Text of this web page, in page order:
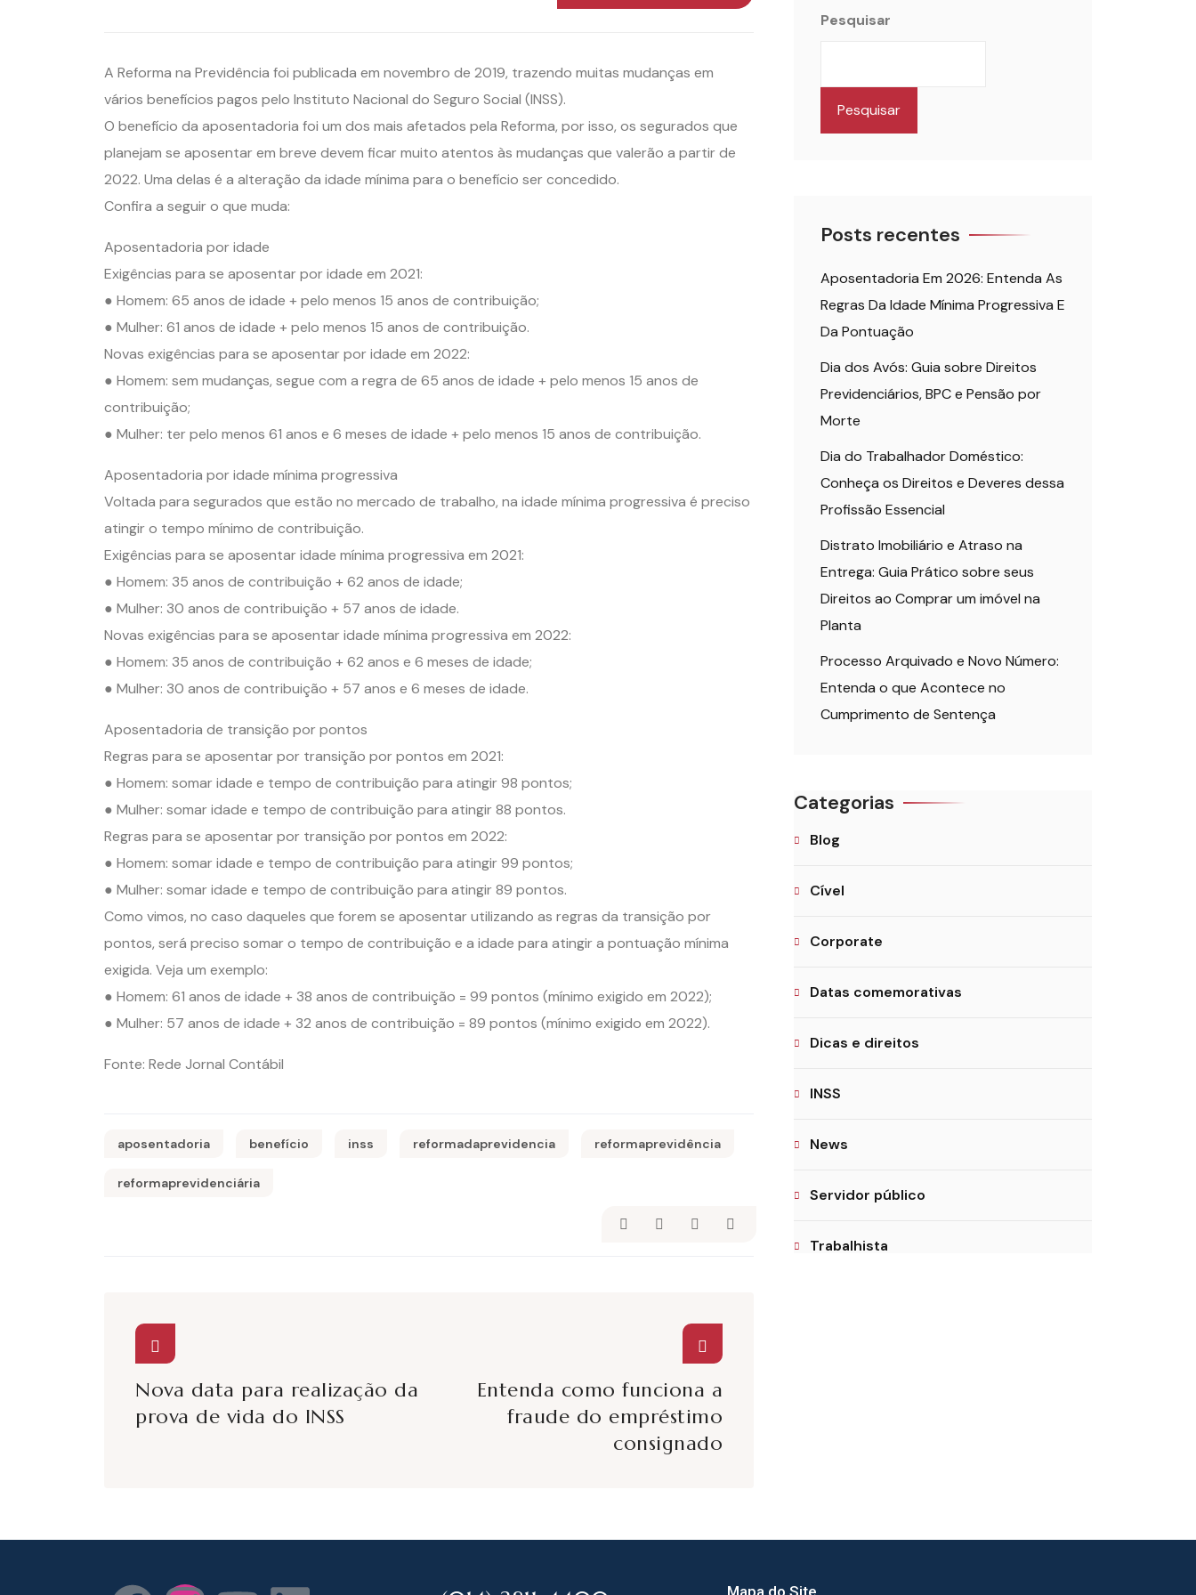
A Reforma na Previdência foi publicada em novembro de 2019, trazendo muitas mudanças em
vários benefícios pagos pelo Instituto Nacional do Seguro Social (INSS).
O benefício da aposentadoria foi um dos mais afetados pela Reforma, por isso, os segurados que
planejam se aposentar em breve devem ficar muito atentos às mudanças que valerão a partir de
2022. Uma delas é a alteração da idade mínima para o benefício ser concedido.
Confira a seguir o que muda:
Aposentadoria por idade
Exigências para se aposentar por idade em 2021:
● Homem: 65 anos de idade + pelo menos 15 anos de contribuição;
● Mulher: 61 anos de idade + pelo menos 15 anos de contribuição.
Novas exigências para se aposentar por idade em 2022:
● Homem: sem mudanças, segue com a regra de 65 anos de idade + pelo menos 15 anos de
contribuição;
● Mulher: ter pelo menos 61 anos e 6 meses de idade + pelo menos 15 anos de contribuição.
Aposentadoria por idade mínima progressiva
Voltada para segurados que estão no mercado de trabalho, na idade mínima progressiva é preciso
atingir o tempo mínimo de contribuição.
Exigências para se aposentar idade mínima progressiva em 2021:
● Homem: 35 anos de contribuição + 62 anos de idade;
● Mulher: 30 anos de contribuição + 57 anos de idade.
Novas exigências para se aposentar idade mínima progressiva em 2022:
● Homem: 35 anos de contribuição + 62 anos e 6 meses de idade;
● Mulher: 30 anos de contribuição + 57 anos e 6 meses de idade.
Aposentadoria de transição por pontos
Regras para se aposentar por transição por pontos em 2021:
● Homem: somar idade e tempo de contribuição para atingir 98 pontos;
● Mulher: somar idade e tempo de contribuição para atingir 88 pontos.
Regras para se aposentar por transição por pontos em 2022:
● Homem: somar idade e tempo de contribuição para atingir 99 pontos;
● Mulher: somar idade e tempo de contribuição para atingir 89 pontos.
Como vimos, no caso daqueles que forem se aposentar utilizando as regras da transição por
pontos, será preciso somar o tempo de contribuição e a idade para atingir a pontuação mínima
exigida. Veja um exemplo:
● Homem: 61 anos de idade + 38 anos de contribuição = 99 pontos (mínimo exigido em 2022);
● Mulher: 57 anos de idade + 32 anos de contribuição = 89 pontos (mínimo exigido em 2022).
Fonte: Rede Jornal Contábil
aposentadoria benefício inss reformadaprevidencia reformaprevidência
reformaprevidenciária
Nova data para realização da
prova de vida do INSS
Entenda como funciona a
fraude do empréstimo
consignado
Pesquisar
Pesquisar
Posts recentes
Aposentadoria Em 2026: Entenda As
Regras Da Idade Mínima Progressiva E
Da Pontuação
Dia dos Avós: Guia sobre Direitos
Previdenciários, BPC e Pensão por
Morte
Dia do Trabalhador Doméstico:
Conheça os Direitos e Deveres dessa
Profissão Essencial
Distrato Imobiliário e Atraso na
Entrega: Guia Prático sobre seus
Direitos ao Comprar um imóvel na
Planta
Processo Arquivado e Novo Número:
Entenda o que Acontece no
Cumprimento de Sentença
Categorias
Blog
Cível
Corporate
Datas comemorativas
Dicas e direitos
INSS
News
Servidor público
Trabalhista